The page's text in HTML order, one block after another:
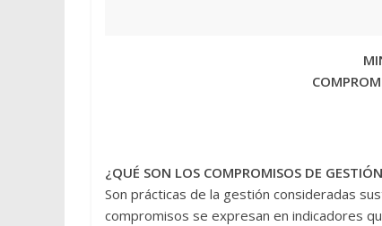
¿QUÉ SON LOS COMPROMISOS DE
Son prácticas de la gestión consideradas
compromisos se expresan en indicadores